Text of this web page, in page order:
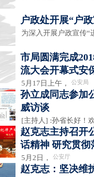
户政处开展“户
为深入开展户政宣传“
市局圆满完成
流大会开幕式安
5月17日上午， 公安局
孙立成同志参加
威访谈
[主持人] :孙省长好！
赵克志主持召开
话精神 研究贯彻
5月2日， 公安厅
赵克志：坚决维